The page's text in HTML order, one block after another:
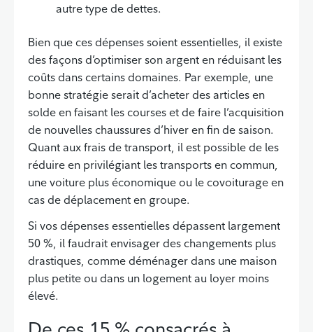
autre type de dettes.
Bien que ces dépenses soient essentielles, il existe
des façons d’optimiser son argent en réduisant les
coûts dans certains domaines. Par exemple, une
bonne stratégie serait d’acheter des articles en
solde en faisant les courses et de faire l’acquisition
de nouvelles chaussures d’hiver en fin de saison.
Quant aux frais de transport, il est possible de les
réduire en privilégiant les transports en commun,
une voiture plus économique ou le covoiturage en
cas de déplacement en groupe.
Si vos dépenses essentielles dépassent largement
50 %, il faudrait envisager des changements plus
drastiques, comme déménager dans une maison
plus petite ou dans un logement au loyer moins
élevé.